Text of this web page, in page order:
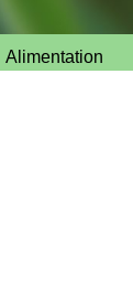
Alimentation